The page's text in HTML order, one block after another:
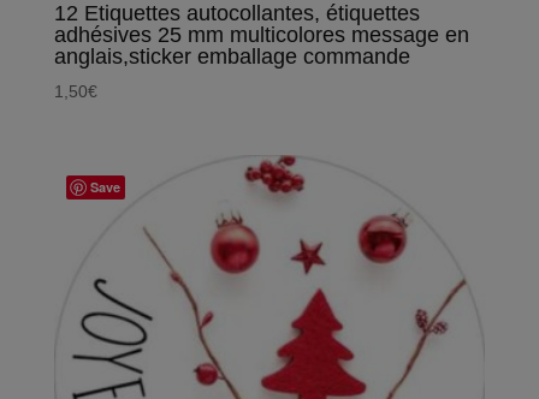
12 Etiquettes autocollantes, étiquettes
adhésives 25 mm multicolores message en
anglais,sticker emballage commande
1,50€
Save